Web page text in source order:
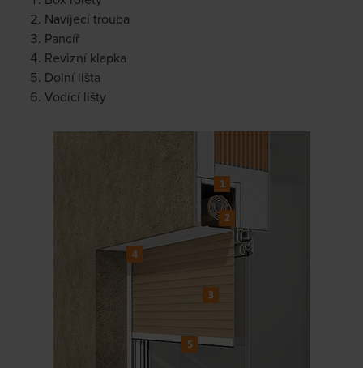
Navíjecí trouba
Pancíř
Revizní klapka
Dolní lišta
Vodící lišty